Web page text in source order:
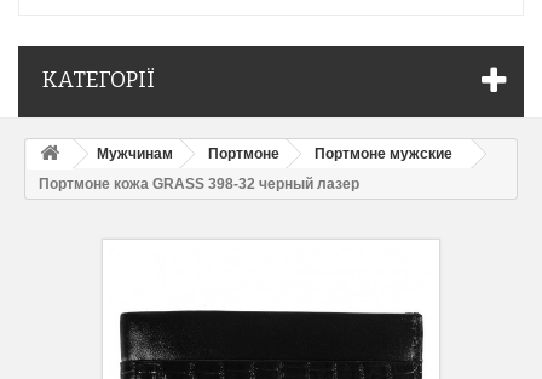
КАТЕГОРІЇ
Мужчинам Портмоне
Портмоне мужские
Портмоне кожа GRASS 398-32 черный лазер